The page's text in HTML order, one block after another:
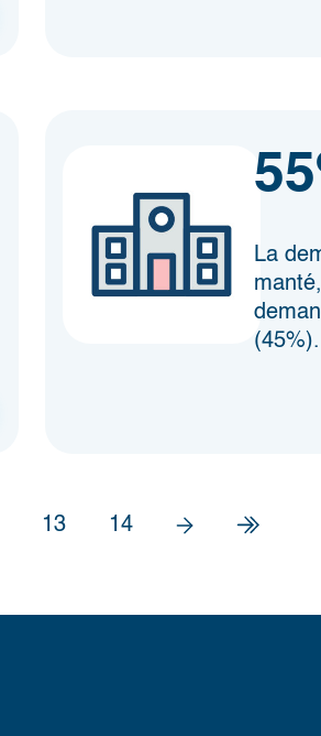
La
(45%).
13 14